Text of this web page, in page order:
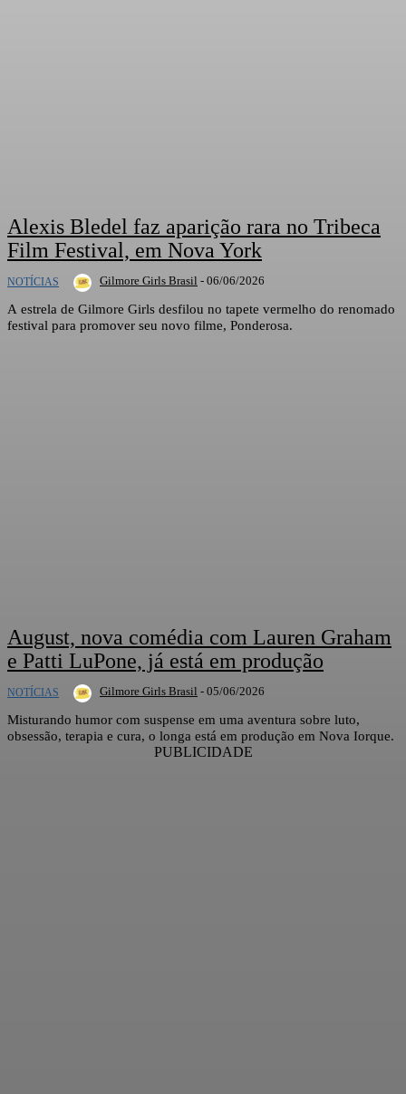
Alexis Bledel faz aparição rara no Tribeca
Film Festival, em Nova York
NOTÍCIAS Gilmore Girls Brasil - 06/06/2026
A estrela de Gilmore Girls desfilou no tapete vermelho do renomado
festival para promover seu novo filme, Ponderosa.
August, nova comédia com Lauren Graham
e Patti LuPone, já está em produção
NOTÍCIAS Gilmore Girls Brasil - 05/06/2026
Misturando humor com suspense em uma aventura sobre luto,
obsessão, terapia e cura, o longa está em produção em Nova Iorque.
PUBLICIDADE